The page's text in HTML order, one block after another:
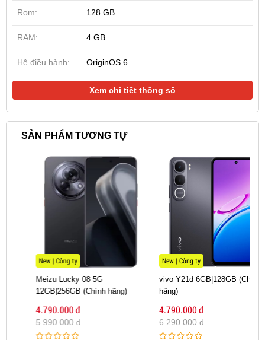
Rom: 128 GB
RAM: 4 GB
Hệ điều hành: OriginOS 6
Xem chi tiết thông số
SẢN PHẨM TƯƠNG TỰ
New | Công ty
Meizu Lucky 08 5G
12GB|256GB (Chính hãng)
4.790.000 đ
5.990.000 đ
New | Công ty
vivo Y21d 6GB|128GB (Chính
4.790.000 đ
6.290.000 đ